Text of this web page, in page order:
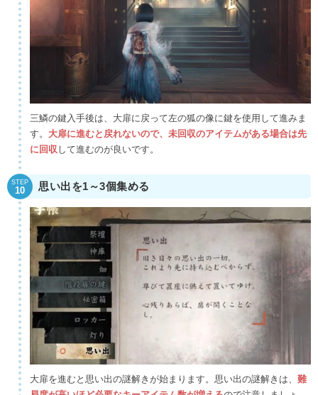
三鱗の鍵入手後は、大扉に戻って左の狐の像に鍵を使用して進みま
す。 大扉に進むと戻れないので、未回収のアイテムがある場合は先
に回収 して進むのが良いです。
STEP
10 思い出を1～3個集める
大扉を進むと思い出の謎解きが始まります。思い出の謎解きは、 難